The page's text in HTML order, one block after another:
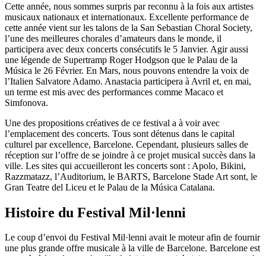
Cette année, nous sommes surpris par reconnu à la fois aux artistes
musicaux nationaux et internationaux. Excellente performance de
cette année vient sur les talons de la San Sebastian Choral Society,
l’une des meilleures chorales d’amateurs dans le monde, il
participera avec deux concerts consécutifs le 5 Janvier. Agir aussi
une légende de Supertramp Roger Hodgson que le Palau de la
Música le 26 Février. En Mars, nous pouvons entendre la voix de
l’Italien Salvatore Adamo. Anastacia participera à Avril et, en mai,
un terme est mis avec des performances comme Macaco et
Simfonova.
Une des propositions créatives de ce festival a à voir avec
l’emplacement des concerts. Tous sont détenus dans le capital
culturel par excellence, Barcelone. Cependant, plusieurs salles de
réception sur l’offre de se joindre à ce projet musical succès dans la
ville. Les sites qui accueilleront les concerts sont : Apolo, Bikini,
Razzmatazz, l’Auditorium, le BARTS, Barcelone Stade Art sont, le
Gran Teatre del Liceu et le Palau de la Música Catalana.
Histoire du Festival Mil·lenni
Le coup d’envoi du Festival Mil·lenni avait le moteur afin de fournir
une plus grande offre musicale à la ville de Barcelone. Barcelone est